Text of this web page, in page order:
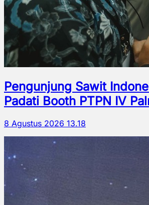
Pengunjung Sawit
Padati Booth PTPN IV
8 Agustus 2026 13.18